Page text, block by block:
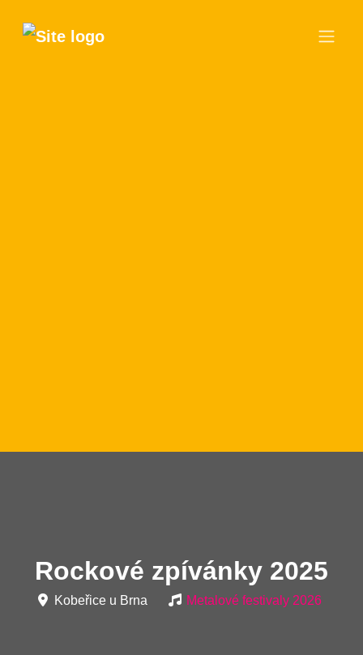
Rockové zpívánky 2025
Kobeřice u Brna Metalové festivaly 2026